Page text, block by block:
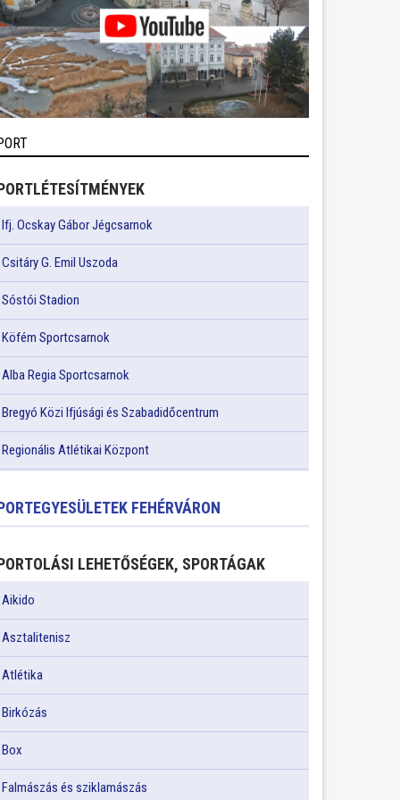
Ifj. Ocskay Gábor Jégcsarnok
Csitáry G. Emil Uszoda
Sóstói Stadion
Köfém Sportcsarnok
Alba Regia Sportcsarnok
Bregyó Közi Ifjúsági és Szabadidőcentrum
Regionális Atlétikai Központ
FEHÉRVÁRON
LEHETŐSÉGEK, SPORTÁGAK
Aikido
Asztalitenisz
Atlétika
Birkózás
Box
Falmászás és sziklamászás